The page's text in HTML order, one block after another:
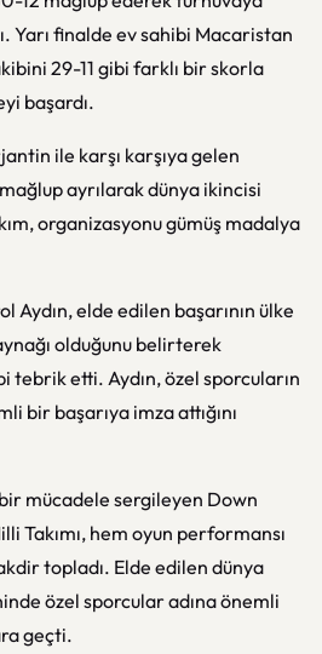
Yarı finalde ev sahibi Macaristan
29-11 gibi farklı bir skorla
başardı.
ile karşı karşıya gelen
ayrılarak dünya ikincisi
organizasyonu gümüş madalya
Aydın, elde edilen başarının ülke
olduğunu belirterek
tebrik etti. Aydın, özel sporcuların
bir başarıya imza attığını
mücadele sergileyen Down
Takımı, hem oyun performansı
topladı. Elde edilen dünya
özel sporcular adına önemli
geçti.